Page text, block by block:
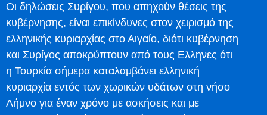
Οι δηλώσεις Συρίγου, που απηχούν θέσεις της
κυβέρνησης, είναι επικίνδυνες στον χειρισμό της
ελληνικής κυριαρχίας στο Αιγαίο, διότι κυβέρνηση
και Συρίγος αποκρύπτουν από τους Ελληνες ότι
η Τουρκία σήμερα καταλαμβάνει ελληνική
κυριαρχία εντός των χωρικών υδάτων στη νήσο
Λήμνο για έναν χρόνο με ασκήσεις και με